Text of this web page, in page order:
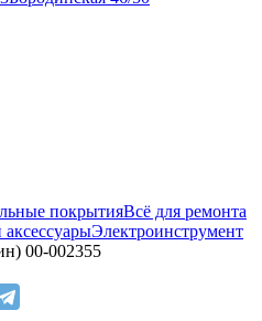
покрытияВсё для ремонта
Электроинструмент
00-002355